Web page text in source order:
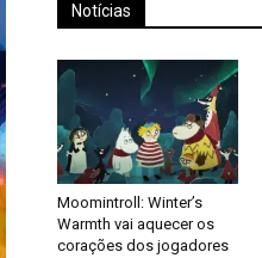
Notícias
Moomintroll: Winter’s
Warmth vai aquecer os
corações dos jogadores